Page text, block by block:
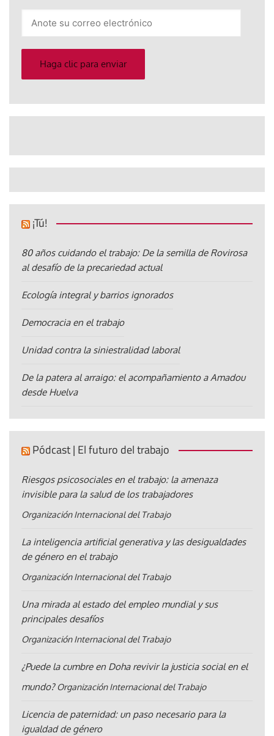
electrónico
Haga clic para enviar
¡Tú!
80 años cuidando el trabajo: De la semilla de Rovirosa
al desafío de la precariedad actual
Ecología integral y barrios ignorados
Democracia en el trabajo
Unidad contra la siniestralidad laboral
De la patera al arraigo: el acompañamiento a Amadou
desde Huelva
Pódcast | El futuro del trabajo
Riesgos psicosociales en el trabajo: la amenaza
invisible para la salud de los trabajadores
Organización Internacional del Trabajo
La inteligencia artificial generativa y las desigualdades
de género en el trabajo
Organización Internacional del Trabajo
Una mirada al estado del empleo mundial y sus
principales desafíos
Organización Internacional del Trabajo
¿Puede la cumbre en Doha revivir la justicia social en el
mundo? Organización Internacional del Trabajo
Licencia de paternidad: un paso necesario para la
igualdad de género